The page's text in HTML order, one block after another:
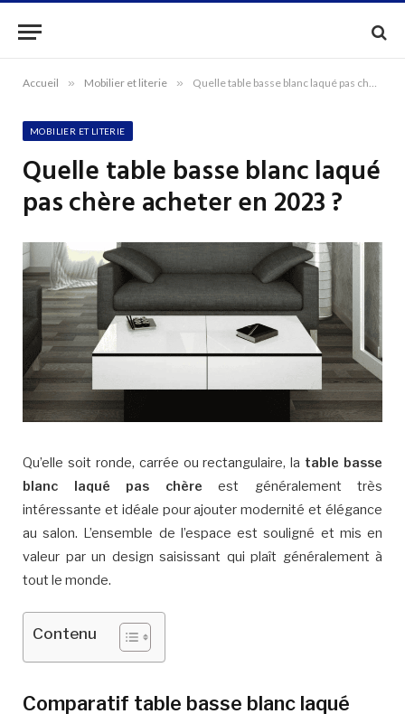
Accueil » Mobilier et literie » Quelle table basse blanc laqué pas chère acheter en 2023 ?
MOBILIER ET LITERIE
Quelle table basse blanc laqué
pas chère acheter en 2023 ?
Qu’elle soit ronde, carrée ou rectangulaire, la table basse
blanc laqué pas chère est généralement très
intéressante et idéale pour ajouter modernité et élégance
au salon. L’ensemble de l’espace est souligné et mis en
valeur par un design saisissant qui plaît généralement à
tout le monde.
Contenu
Comparatif table basse blanc laqué